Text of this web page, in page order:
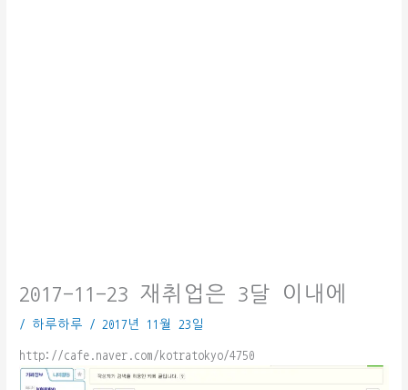
2017-11-23 재취업은 3달 이내에
/ 하루하루 / 2017년 11월 23일
http://cafe.naver.com/kotratokyo/4750